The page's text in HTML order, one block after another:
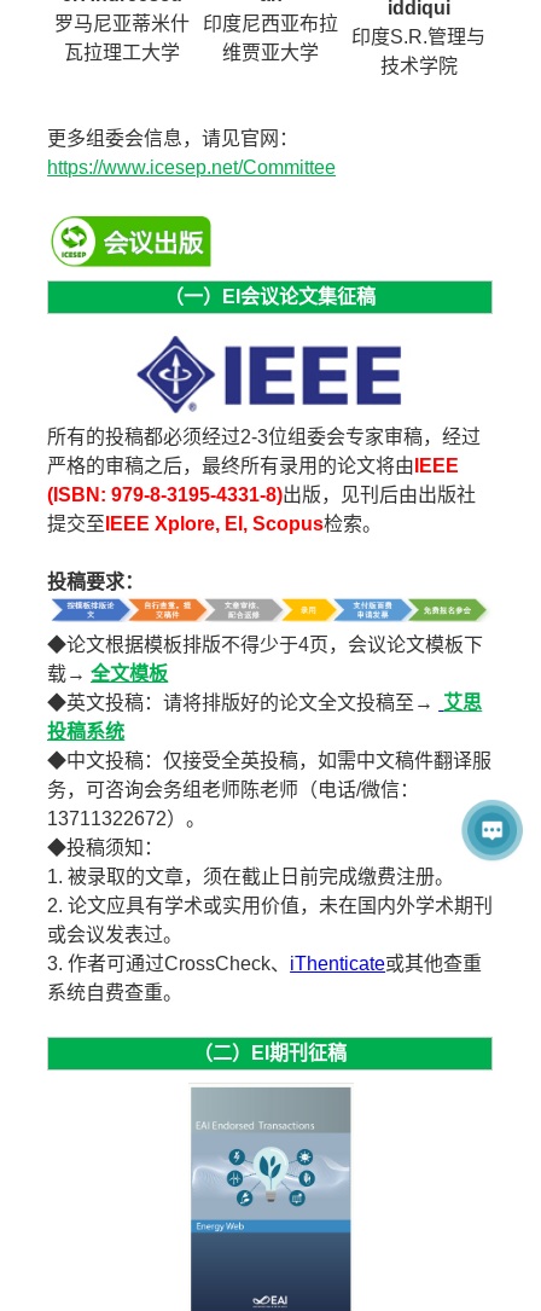
罗马尼亚蒂米什
瓦拉理工大学
印度尼西亚布拉
维贾亚大学
iddiqui
印度S.R.管理与
技术学院
更多组委会信息，请见官网：
https://www.icesep.net/Committee
（一）EI会议论文集征稿
所有的投稿都必须经过2-3位组委会专家审稿，经过
严格的审稿之后，最终所有录用的论文将由 IEEE
(ISBN: 979-8-3195-4331-8)出版，见刊后由出版社
提交至 IEEE Xplore, EI, Scopus检索。
投稿要求：
◆论文根据模板排版不得少于4页，会议论文模板下
载→全文模板
◆英文投稿：请将排版好的论文全文投稿至→
艾思
投稿系统
◆中文投稿：仅接受全英投稿，如需中文稿件翻译服
务，可咨询会务组老师陈老师（电话/微信：
13711322672）。
◆投稿须知：
1. 被录取的文章，须在截止日前完成缴费注册。
2. 论文应具有学术或实用价值，未在国内外学术期刊
或会议发表过。
3. 作者可通过CrossCheck、 iThenticate或其他查重
系统自费查重。
（二）EI期刊征稿